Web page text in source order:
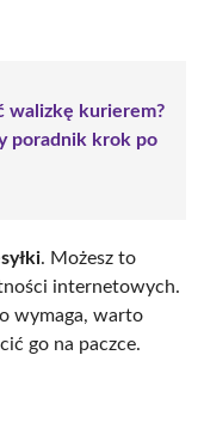
walizkę kurierem?
poradnik krok po
. Możesz to
internetowych.
wymaga, warto
go na paczce.